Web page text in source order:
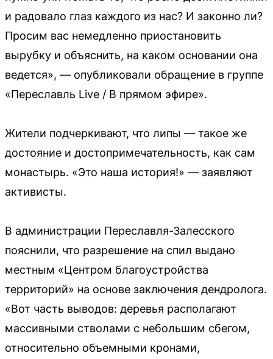
и радовало глаз каждого из нас? И законно ли?
Просим вас немедленно приостановить
вырубку и объяснить, на каком основании она
ведется», — опубликовали обращение в группе
«Переславль Live / В прямом эфире».
Жители подчеркивают, что липы — такое же
достояние и достопримечательность, как сам
монастырь. «Это наша история!» — заявляют
активисты.
В администрации Переславля-Залесского
пояснили, что разрешение на спил выдано
местным «Центром благоустройства
территорий» на основе заключения дендролога.
«Вот часть выводов: деревья располагают
массивными стволами с небольшим сбегом,
относительно объемными кронами,